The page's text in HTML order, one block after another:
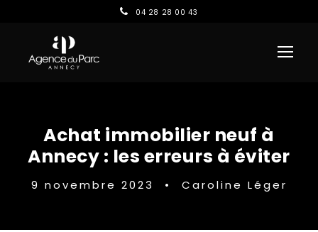
04 28 28 00 43
Achat immobilier neuf à
Annecy : les erreurs à éviter
9 novembre 2023 • Caroline Léger